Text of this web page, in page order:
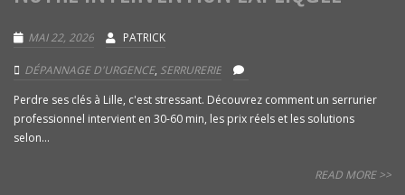
MAI 22, 2026 PATRICK
DÉPANNAGE D'URGENCE, SERRURERIE
Perdre ses clés à Lille, c'est stressant. Découvrez comment un serrurier
professionnel intervient en 30-60 min, les prix réels et les solutions
selon...
READ MORE >>